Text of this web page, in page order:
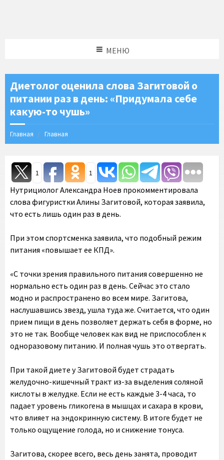
МЕНЮ
Диетолог оценила слова Загитовой о
питании раз в день: «Придумала себе
какую-то чушь»
Главная Главная
1 1
Нутрициолог Александра Ноев прокомментировала
слова фигуристки Алины Загитовой, которая заявила,
что есть лишь один раз в день.
При этом спортсменка заявила, что подобный режим
питания «повышает ее КПД».
«С точки зрения правильного питания совершенно не
нормально есть один раз в день. Сейчас это стало
модно и распространено во всем мире. Загитова,
наслушавшись звезд, ушла туда же. Считается, что один
прием пищи в день позволяет держать себя в форме, но
это не так. Вообще человек как вид не приспособлен к
одноразовому питанию. И полная чушь это отвергать.
При такой диете у Загитовой будет страдать
желудочно-кишечный тракт из-за выделения соляной
кислоты в желудке. Если не есть каждые 3-4 часа, то
падает уровень гликогена в мышцах и сахара в крови,
что влияет на эндокринную систему. В итоге будет не
только ощущение голода, но и снижение тонуса.
Загитова, скорее всего, весь день занята, проводит